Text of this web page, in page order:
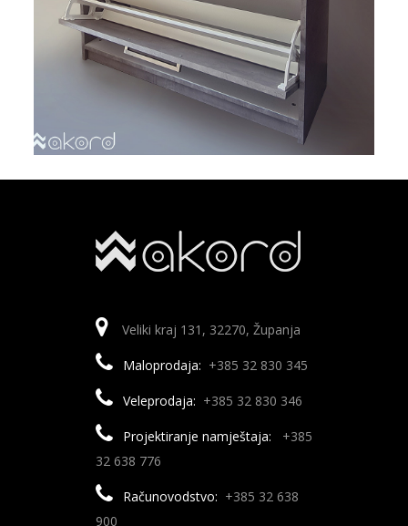
Veliki kraj 131, 32270, Županja
Maloprodaja: +385 32 830 345
Veleprodaja: +385 32 830 346
Projektiranje namještaja:
+385
32 638 776
Računovodstvo: +385 32 638
900